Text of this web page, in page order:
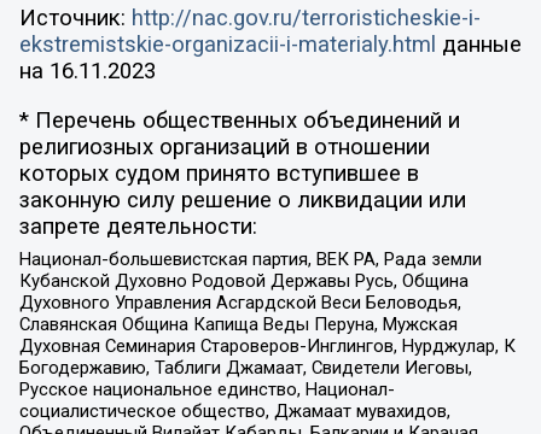
Источник: http://nac.gov.ru/terroristicheskie-i-
ekstremistskie-organizacii-i-materialy.html данные
на 16.11.2023
* Перечень общественных объединений и
религиозных организаций в отношении
которых судом принято вступившее в
законную силу решение о ликвидации или
запрете деятельности:
Национал-большевистская партия, ВЕК РА, Рада земли
Кубанской Духовно Родовой Державы Русь, Община
Духовного Управления Асгардской Веси Беловодья,
Славянская Община Капища Веды Перуна, Мужская
Духовная Семинария Староверов-Инглингов, Нурджулар, К
Богодержавию, Таблиги Джамаат, Свидетели Иеговы,
Русское национальное единство, Национал-
социалистическое общество, Джамаат мувахидов,